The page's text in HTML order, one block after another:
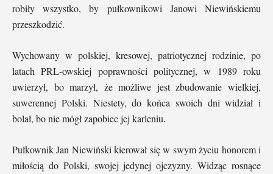
robiły wszystko, by pułkownikowi Janowi Niewińskiemu
przeszkodzić.
Wychowany w polskiej, kresowej, patriotycznej rodzinie, po
latach PRL-owskiej poprawności politycznej, w 1989 roku
uwierzył, bo marzył, że możliwe jest zbudowanie wielkiej,
suwerennej Polski. Niestety, do końca swoich dni widział i
bolał, bo nie mógł zapobiec jej karleniu.
Pułkownik Jan Niewiński kierował się w swym życiu honorem i
miłością do Polski, swojej jedynej ojczyzny. Widząc rosnące